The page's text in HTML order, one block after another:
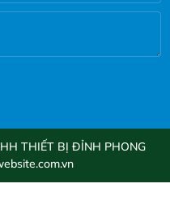
THIẾT BỊ ĐỈNH PHONG